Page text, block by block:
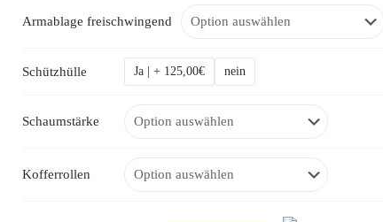
Armablage freischwingend
Schützhülle Ja | + 125,00€ nein
Schaumstärke
Kofferrollen